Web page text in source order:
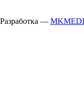
Разработка —